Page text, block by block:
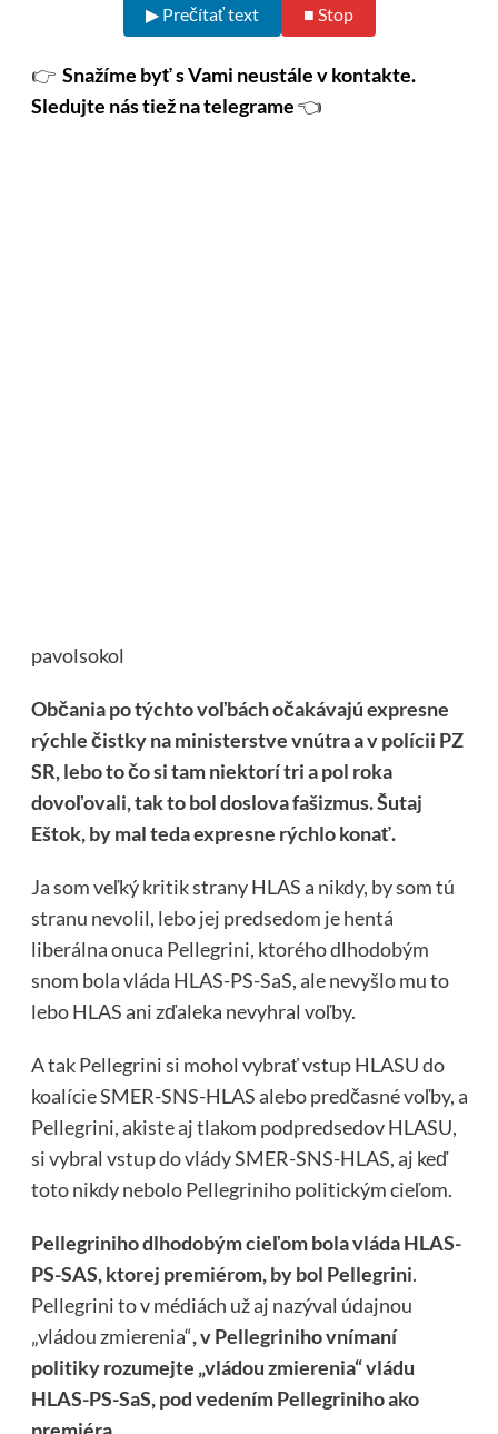
▶ Prečítať text ■ Stop
👉 Snažíme byť s Vami neustále v kontakte.
Sledujte nás tiež na telegrame👈
pavolsokol
Občania po týchto voľbách očakávajú expresne
rýchle čistky na ministerstve vnútra a v polícii PZ
SR, lebo to čo si tam niektorí tri a pol roka
dovoľovali, tak to bol doslova fašizmus. Šutaj
Eštok, by mal teda expresne rýchlo konať.
Ja som veľký kritik strany HLAS a nikdy, by som tú
stranu nevolil, lebo jej predsedom je hentá
liberálna onuca Pellegrini, ktorého dlhodobým
snom bola vláda HLAS-PS-SaS, ale nevyšlo mu to
lebo HLAS ani zďaleka nevyhral voľby.
A tak Pellegrini si mohol vybrať vstup HLASU do
koalície SMER-SNS-HLAS alebo predčasné voľby, a
Pellegrini, akiste aj tlakom podpredsedov HLASU,
si vybral vstup do vlády SMER-SNS-HLAS, aj keď
toto nikdy nebolo Pellegriniho politickým cieľom.
Pellegriniho dlhodobým cieľom bola vláda HLAS-
PS-SAS, ktorej premiérom, by bol Pellegrini.
Pellegrini to v médiách už aj nazýval údajnou
„vládou zmierenia“, v Pellegriniho vnímaní
politiky rozumejte „vládou zmierenia“ vládu
HLAS-PS-SaS, pod vedením Pellegriniho ako